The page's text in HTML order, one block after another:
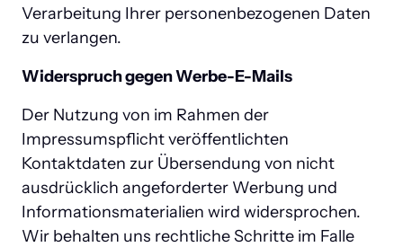
Verarbeitung Ihrer personenbezogenen Daten
zu verlangen.
Widerspruch gegen Werbe-E-Mails
Der Nutzung von im Rahmen der
Impressumspflicht veröffentlichten
Kontaktdaten zur Übersendung von nicht
ausdrücklich angeforderter Werbung und
Informationsmaterialien wird widersprochen.
Wir behalten uns rechtliche Schritte im Falle